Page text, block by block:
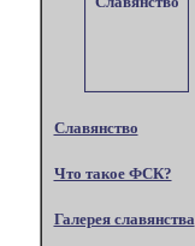
Славянство
Что такое ФСК?
Галерея славянства